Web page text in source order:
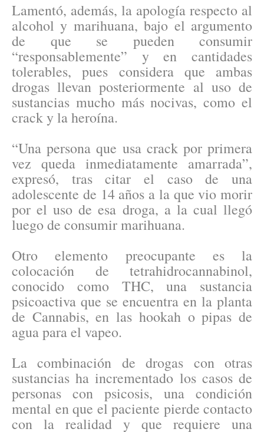
Lamentó, además, la apología respecto al
alcohol y marihuana, bajo el argumento
de que se pueden consumir
“responsablemente” y en cantidades
tolerables, pues considera que ambas
drogas llevan posteriormente al uso de
sustancias mucho más nocivas, como el
crack y la heroína.
“Una persona que usa crack por primera
vez queda inmediatamente amarrada”,
expresó, tras citar el caso de una
adolescente de 14 años a la que vio morir
por el uso de esa droga, a la cual llegó
luego de consumir marihuana.
Otro elemento preocupante es la
colocación de tetrahidrocannabinol,
conocido como THC, una sustancia
psicoactiva que se encuentra en la planta
de Cannabis, en las hookah o pipas de
agua para el vapeo.
La combinación de drogas con otras
sustancias ha incrementado los casos de
personas con psicosis, una condición
mental en que el paciente pierde contacto
con la realidad y que requiere una